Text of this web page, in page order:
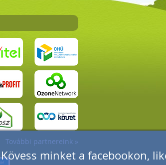
Kövess minket a facebookon,
További partnereink »